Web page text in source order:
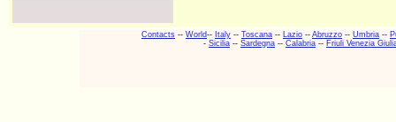
Contacts -- World-- Italy -- Toscana -- Lazio -- Abruzzo -- Umbria --
- Sicilia -- Sardegna -- Calabria -- Friuli Venezia